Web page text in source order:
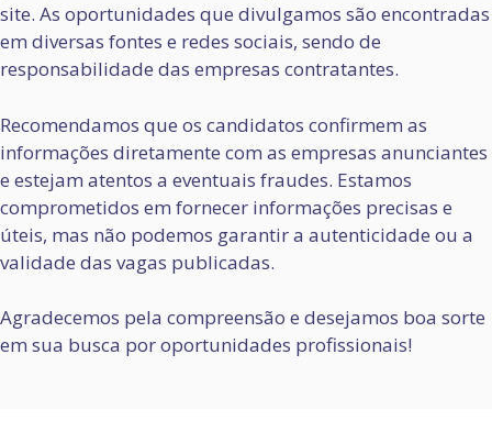
site. As oportunidades que divulgamos são encontradas
em diversas fontes e redes sociais, sendo de
responsabilidade das empresas contratantes.
Recomendamos que os candidatos confirmem as
informações diretamente com as empresas anunciantes
e estejam atentos a eventuais fraudes. Estamos
comprometidos em fornecer informações precisas e
úteis, mas não podemos garantir a autenticidade ou a
validade das vagas publicadas.
Agradecemos pela compreensão e desejamos boa sorte
em sua busca por oportunidades profissionais!